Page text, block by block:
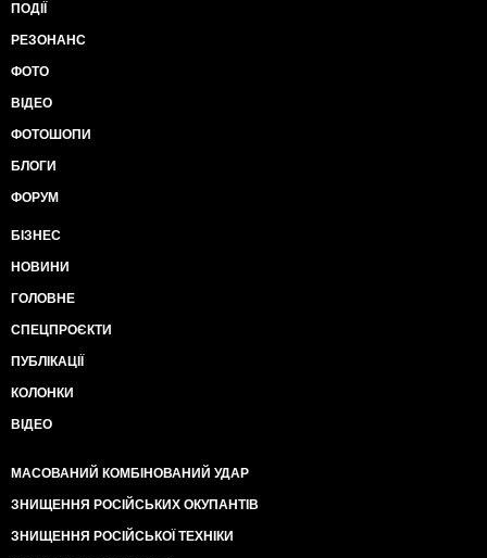
ПОДІЇ
РЕЗОНАНС
ФОТО
ВІДЕО
ФОТОШОПИ
БЛОГИ
ФОРУМ
БІЗНЕС
НОВИНИ
ГОЛОВНЕ
СПЕЦПРОЄКТИ
ПУБЛІКАЦІЇ
КОЛОНКИ
ВІДЕО
МАСОВАНИЙ КОМБІНОВАНИЙ УДАР
ЗНИЩЕННЯ РОСІЙСЬКИХ ОКУПАНТІВ
ЗНИЩЕННЯ РОСІЙСЬКОЇ ТЕХНІКИ